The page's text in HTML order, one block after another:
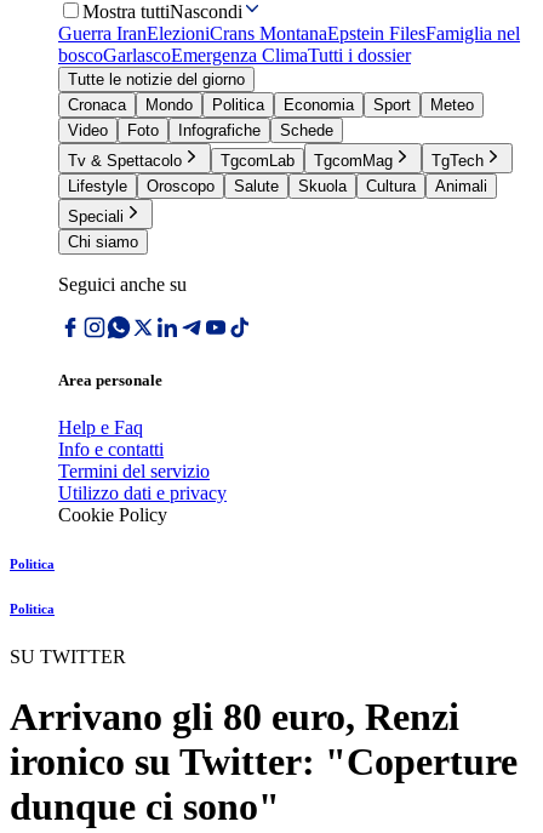
Mostra tuttiNascondi
Guerra IranElezioniCrans MontanaEpstein FilesFamiglia nel
boscoGarlascoEmergenza ClimaTutti i dossier
Tutte le notizie del giorno
Cronaca
Mondo Politica Economia Sport
Meteo
Video
Foto Infografiche
Schede
Tv & Spettacolo
TgcomLab TgcomMag
TgTech
Lifestyle
Oroscopo Salute Skuola Cultura
Animali
Speciali
Chi siamo
Seguici anche su
Area personale
Help e Faq
Info e contatti
Termini del servizio
Utilizzo dati e privacy
Cookie Policy
Politica
Politica
SU TWITTER
Arrivano gli 80 euro, Renzi
ironico su Twitter: "Coperture
dunque ci sono"